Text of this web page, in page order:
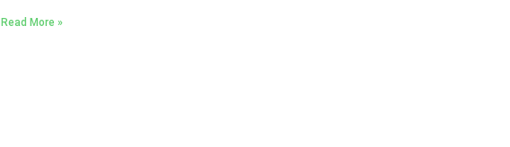
Read More »